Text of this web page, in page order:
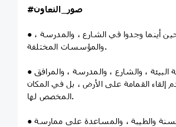
#صور_التعاون
● مساعدة المحتاجين أينما وجدوا في الشارع ، والمدرسة ،
والمؤسسات المختلفة.
● الحرص على نظافة البيئة ، والشارع ، والمدرسة ، والمرافق
إلقاء القمامة على الأرض ، بل في المكان
المخصص لها.
● نشر الكلمة الحسنة والطيبة ، والمساعدة على ممارسة